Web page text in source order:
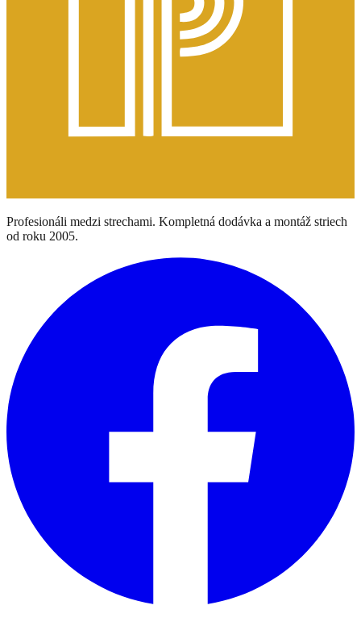
Profesionáli medzi strechami. Kompletná dodávka a montáž striech
od roku 2005.